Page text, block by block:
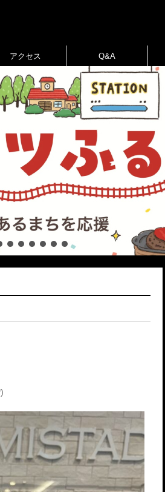
アクセス Q&A